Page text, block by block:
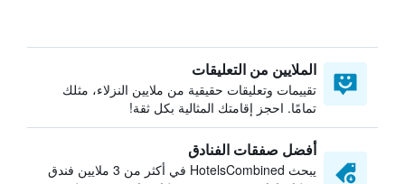
الملايين من التعليقات
تقييمات وتعليقات حقيقية من ملايين النزلاء، مثلك
تمامًا. احجز إقامتك المثالية بكل ثقة!
أفضل صفقات الفنادق
يبحث HotelsCombined في أكثر من 3 ملايين فندق